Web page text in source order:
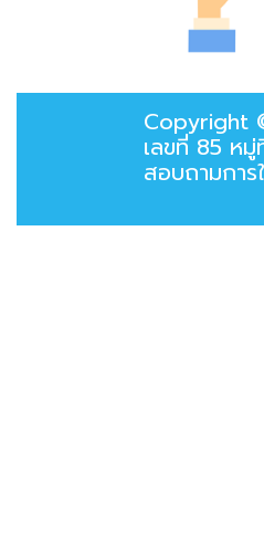
Copyright
เลขที่ 85 ห
สอบถามกา